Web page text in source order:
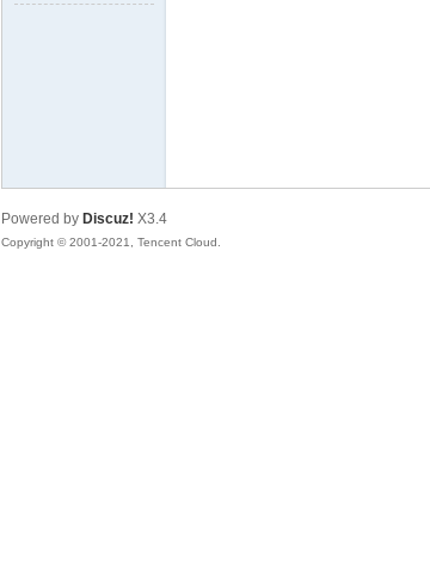
Powered by Discuz! X3.4
Copyright © 2001-2021, Tencent Cloud.